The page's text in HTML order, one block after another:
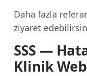
Daha fazla
ziyaret
SSS —
Klinik